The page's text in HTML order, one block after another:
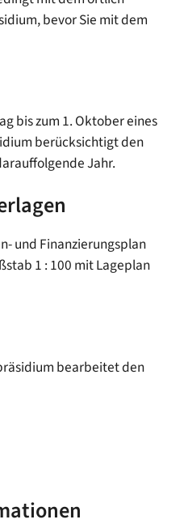
bevor Sie mit dem
bis zum 1. Oktober eines
berücksichtigt den
Jahr.
und Finanzierungsplan
1 : 100 mit Lageplan
bearbeitet den